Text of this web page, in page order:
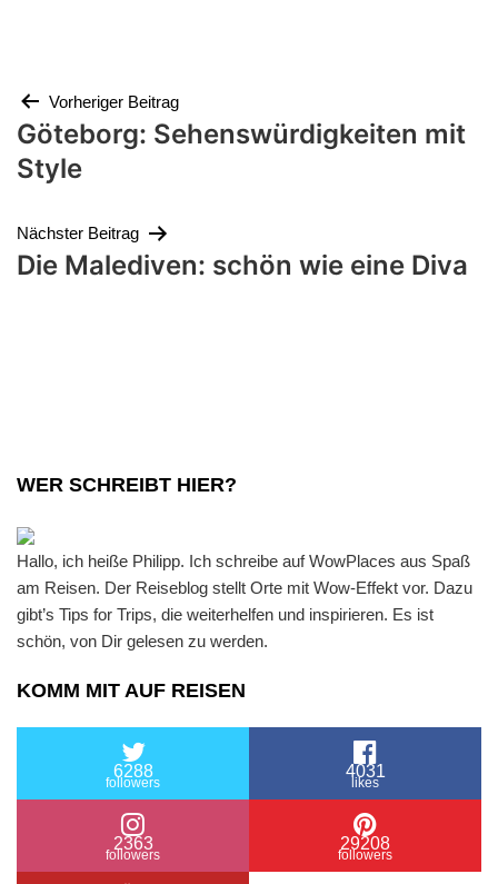
Beitragsnavigation
Vorheriger Beitrag
Göteborg: Sehenswürdigkeiten mit
Style
Nächster Beitrag
Die Malediven: schön wie eine Diva
WER SCHREIBT HIER?
Hallo, ich heiße Philipp. Ich schreibe auf WowPlaces aus Spaß
am Reisen. Der Reiseblog stellt Orte mit Wow-Effekt vor. Dazu
gibt’s Tips for Trips, die weiterhelfen und inspirieren. Es ist
schön, von Dir gelesen zu werden.
KOMM MIT AUF REISEN
6288
followers
4031
likes
2363
followers
29208
followers